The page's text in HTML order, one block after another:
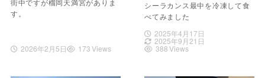
す。
2026年2月5日 173 Views
シーラカンス最中を冷凍して食
べてみました
2025年4月17日
2025年9月21日
388 Views